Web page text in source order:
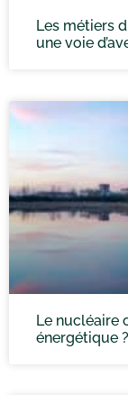
Les métiers
une voie
Le nucléaire
énergétique ?